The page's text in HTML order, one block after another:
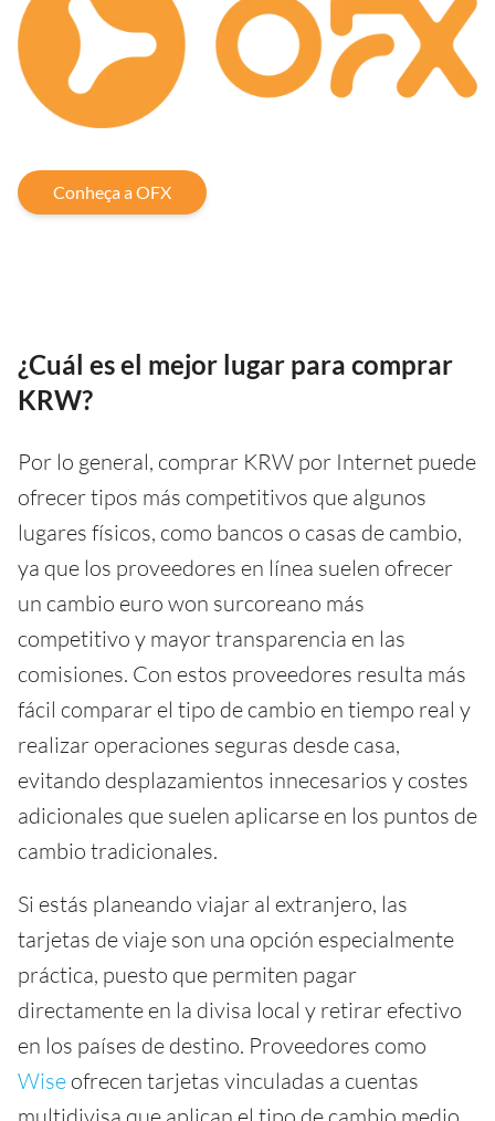
Conheça a OFX
¿Cuál es el mejor lugar para comprar
KRW?
Por lo general, comprar KRW por Internet puede
ofrecer tipos más competitivos que algunos
lugares físicos, como bancos o casas de cambio,
ya que los proveedores en línea suelen ofrecer
un cambio euro won surcoreano más
competitivo y mayor transparencia en las
comisiones. Con estos proveedores resulta más
fácil comparar el tipo de cambio en tiempo real y
realizar operaciones seguras desde casa,
evitando desplazamientos innecesarios y costes
adicionales que suelen aplicarse en los puntos de
cambio tradicionales.
Si estás planeando viajar al extranjero, las
tarjetas de viaje son una opción especialmente
práctica, puesto que permiten pagar
directamente en la divisa local y retirar efectivo
en los países de destino. Proveedores como
Wise ofrecen tarjetas vinculadas a cuentas